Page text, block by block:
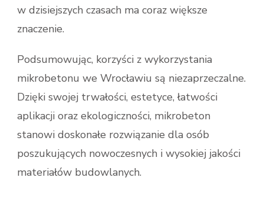
w dzisiejszych czasach ma coraz większe
znaczenie.
Podsumowując, korzyści z wykorzystania
mikrobetonu we Wrocławiu są niezaprzeczalne.
Dzięki swojej trwałości, estetyce, łatwości
aplikacji oraz ekologiczności, mikrobeton
stanowi doskonałe rozwiązanie dla osób
poszukujących nowoczesnych i wysokiej jakości
materiałów budowlanych.